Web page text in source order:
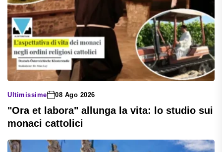
Ultimissime 08 Ago 2026
"Ora et labora" allunga la vita: lo studio sui
monaci cattolici